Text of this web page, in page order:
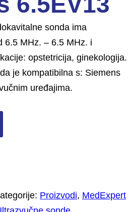
sonda ima
6.5 MHz. – 6.5 MHz. i
opstetricija, ginekologija.
je kompatibilna s: Siemens
uređajima.
Proizvodi, MedExpert